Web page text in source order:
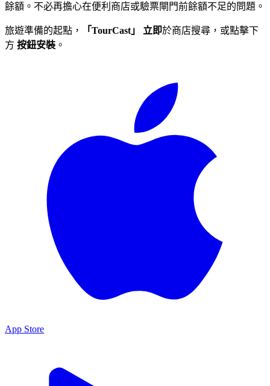
餘額。不必再擔心在便利商店或驗票閘門前餘額不足的問題。
旅遊準備的起點， 「TourCast」 立即於商店搜尋，或點擊下
方 按鈕安裝 。
App Store